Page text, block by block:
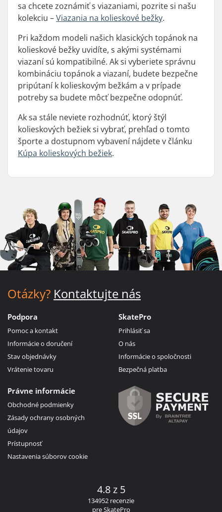
sa chcete zoznámiť s viazaniami, pozrite si našu
kolekciu –Viazania na kolieskové bežky.
Pri každom modeli našich klasických topánok na
kolieskové bežky uvidíte, s akými systémami
viazaní sú kompatibilné. Ak si vyberiete správnu
kombináciu topánok a viazaní, budete bezpečne
pripútaní k kolieskovým bežkám a v prípade
potreby sa budete môcť bezpečne odopnúť.
Ak sa stále neviete rozhodnúť, ktorý štýl
kolieskových bežiek si vybrať, prehľad o tomto
športe a dostupnom vybavení nájdete v článku
Kúpa kolieskových bežiek.
Otázky? Kontaktujte nás
Podpora
Pomoc a kontakt
Informácie o doručení
Stav objednávky
Vrátenie tovaru
SkatePro
Prihlásiť sa
O nás
Informácie o spoločnosti
Bezpečná platba
Právne informácie
Obchodné podmienky
Zásady ochrany osobných
údajov
Prístupnosť
Nastavenia súborov cookie
4.8 z 5
134952 recenzie
pre SkatePro